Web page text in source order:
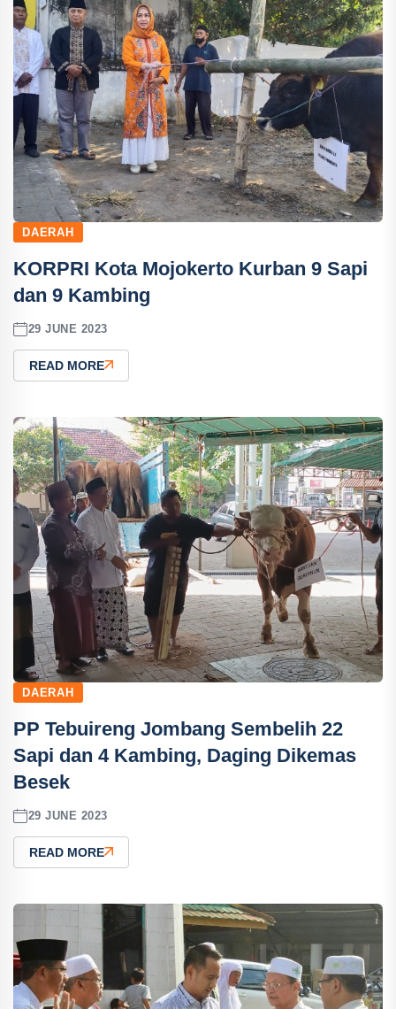
DAERAH
KORPRI Kota Mojokerto Kurban 9 Sapi
dan 9 Kambing
29 JUNE 2023
READ MORE
DAERAH
PP Tebuireng Jombang Sembelih 22
Sapi dan 4 Kambing, Daging Dikemas
Besek
29 JUNE 2023
READ MORE